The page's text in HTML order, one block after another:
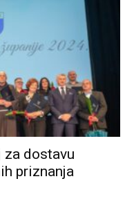
za dostavu
priznanja